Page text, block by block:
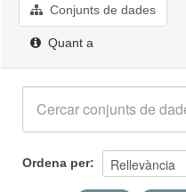
Quant a
Conjunts de dades
Quant a
Ordena per